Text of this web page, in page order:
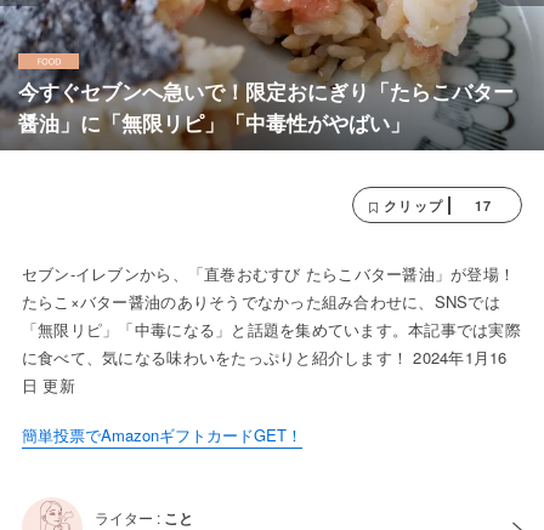
今すぐセブンへ急いで！限定おにぎり「たらこバター
醤油」に「無限リピ」「中毒性がやばい」
クリップ 17
セブン-イレブンから、「直巻おむすび たらこバター醤油」が登場！
たらこ×バター醤油のありそうでなかった組み合わせに、SNSでは
「無限リピ」「中毒になる」と話題を集めています。本記事では実際
に食べて、気になる味わいをたっぷりと紹介します！ 2024年1月16
日 更新
簡単投票でAmazonギフトカードGET！
ライター : こと